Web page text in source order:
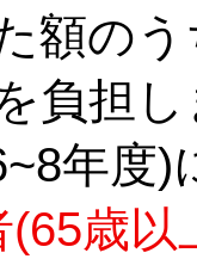
額の
負担
年度)
歳